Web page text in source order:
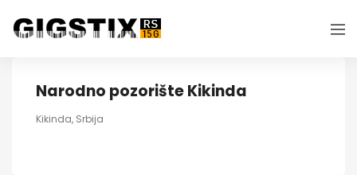
Narodno pozorište Kikinda
Kikinda, Srbija